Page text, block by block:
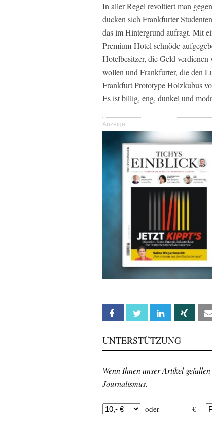
In aller Regel revoltiert man
ducken sich Frankfurter
das im Hintergrund aufragt. Mit
Premium-Hotel schnöde
Hotelbesitzer, die Geld
wollen und Frankfurter, die den
Frankfurt Prototype Holzkubus
Es ist billig, eng, dunkel und
Anzeige
Facebook Twitter Linkedin Xing
UNTERSTÜTZUNG
Wenn Ihnen unser Artikel
Journalismus.
oder €